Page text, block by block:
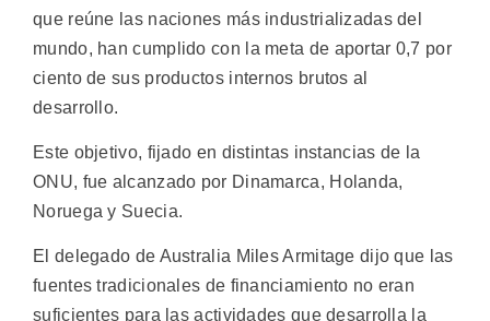
que reúne las naciones más industrializadas del
mundo, han cumplido con la meta de aportar 0,7 por
ciento de sus productos internos brutos al
desarrollo.
Este objetivo, fijado en distintas instancias de la
ONU, fue alcanzado por Dinamarca, Holanda,
Noruega y Suecia.
El delegado de Australia Miles Armitage dijo que las
fuentes tradicionales de financiamiento no eran
suficientes para las actividades que desarrolla la